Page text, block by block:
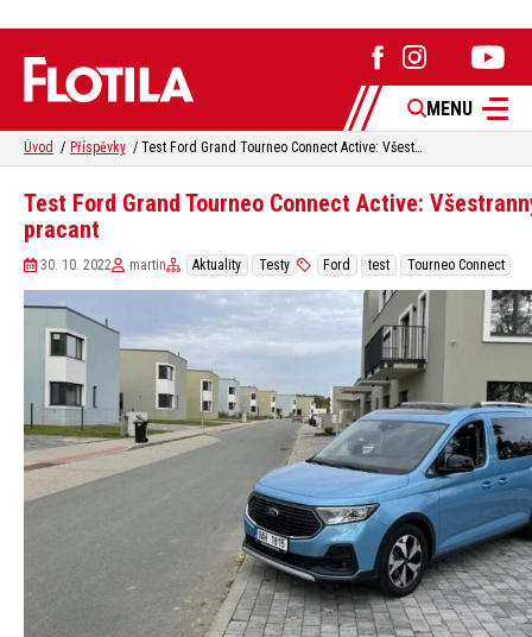
MENU
Úvod Příspěvky Test Ford Grand Tourneo Connect Active: Všestranný pracant
Test Ford Grand Tourneo Connect Active:
pracant
30. 10. 2022 martin Aktuality Testy Ford test Tourneo Connect